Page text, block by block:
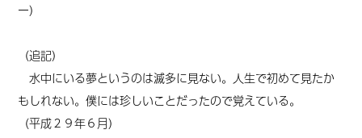
ー）
（追記）
水中にいる夢というのは滅多に見ない。人生で初めて見たか
もしれない。僕には珍しいことだったので覚えている。
（平成２９年６月）